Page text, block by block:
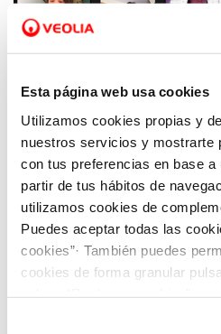
Esta página web usa cookies
Utilizamos cookies propias y
nuestros servicios y mostrarte
con tus preferencias en base a
partir de tus hábitos de
utilizamos cookies de
Puedes aceptar todas las
cookies”· También puedes
cookies de forma granular
17 JUN 2020
March de Alicante por
profesorado